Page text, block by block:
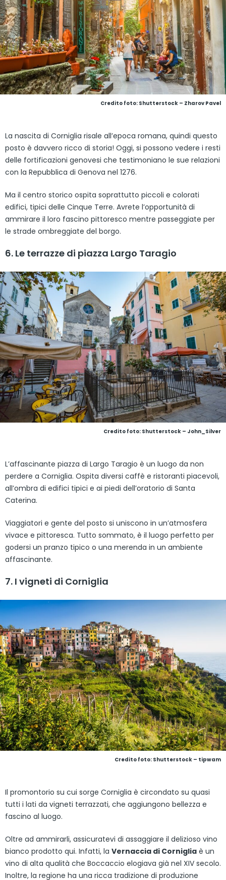
Credito foto: Shutterstock – Zharov Pavel
La nascita di Corniglia risale all’epoca romana, quindi questo
posto è davvero ricco di storia! Oggi, si possono vedere i resti
delle fortificazioni genovesi che testimoniano le sue relazioni
con la Repubblica di Genova nel 1276.
Ma il centro storico ospita soprattutto piccoli e colorati
edifici, tipici delle Cinque Terre. Avrete l’opportunità di
ammirare il loro fascino pittoresco mentre passeggiate per
le strade ombreggiate del borgo.
6. Le terrazze di piazza Largo Taragio
Credito foto: Shutterstock – John_Silver
L’affascinante piazza di Largo Taragio è un luogo da non
perdere a Corniglia. Ospita diversi caffè e ristoranti piacevoli,
all’ombra di edifici tipici e ai piedi dell’oratorio di Santa
Caterina.
Viaggiatori e gente del posto si uniscono in un’atmosfera
vivace e pittoresca. Tutto sommato, è il luogo perfetto per
godersi un pranzo tipico o una merenda in un ambiente
affascinante.
7. I vigneti di Corniglia
Credito foto: Shutterstock – tipwam
Il promontorio su cui sorge Corniglia è circondato su quasi
tutti i lati da vigneti terrazzati, che aggiungono bellezza e
fascino al luogo.
Oltre ad ammirarli, assicuratevi di assaggiare il delizioso vino
bianco prodotto qui. Infatti, la Vernaccia di Corniglia è un
vino di alta qualità che Boccaccio elogiava già nel XIV secolo.
Inoltre, la regione ha una ricca tradizione di produzione